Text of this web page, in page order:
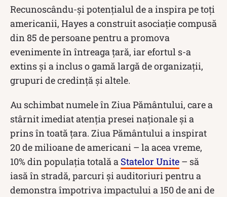
Recunoscându-și potențialul de a inspira pe toți
americanii, Hayes a construit asociație compusă
din 85 de persoane pentru a promova
evenimente în întreaga țară, iar efortul s-a
extins și a inclus o gamă largă de organizații,
grupuri de credință și altele.
Au schimbat numele în Ziua Pământului, care a
stârnit imediat atenția presei naționale și a
prins în toată țara. Ziua Pământului a inspirat
20 de milioane de americani – la acea vreme,
10% din populația totală a Statelor Unite – să
iasă în stradă, parcuri și auditoriuri pentru a
demonstra împotriva impactului a 150 de ani de